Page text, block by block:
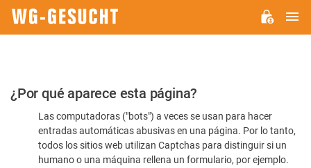
Por
favor,
confirme
¿Por qué aparece esta página?
Las computadoras ("bots") a veces se usan para hacer
entradas automáticas abusivas en una página. Por lo tanto,
todos los sitios web utilizan Captchas para distinguir si un
humano o una máquina rellena un formulario, por ejemplo.